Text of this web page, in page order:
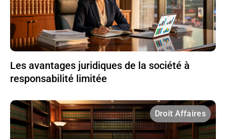
Les avantages juridiques de la société à
responsabilité limitée
Droit Affaires